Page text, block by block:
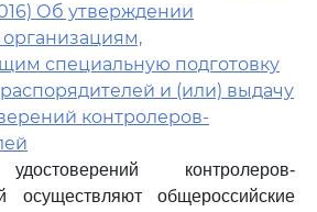
Об утверждении
специальную подготовку
и (или) выдачу
контролеров-
контролеров-
осуществляют общероссийские